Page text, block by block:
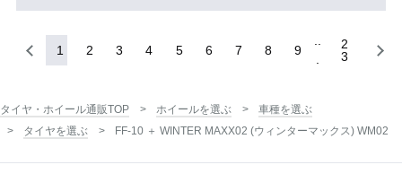
1 2 3 4 5 6 7 8 9
2
3
タイヤ・ホイール通販TOP ホイールを選ぶ
車種を選ぶ
タイヤを選ぶ
FF-10 ＋ WINTER MAXX02 (ウィンターマックス) WM02